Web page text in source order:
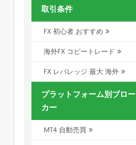
取引条件
FX 初心者 おすすめ
海外FX コピートレード
FX レバレッジ 最大 海外
プラットフォーム別ブロー
カー
MT4 自動売買